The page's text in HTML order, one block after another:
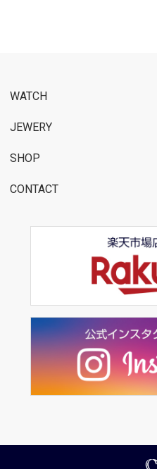
WATCH
JEWERY
SHOP
CONTACT